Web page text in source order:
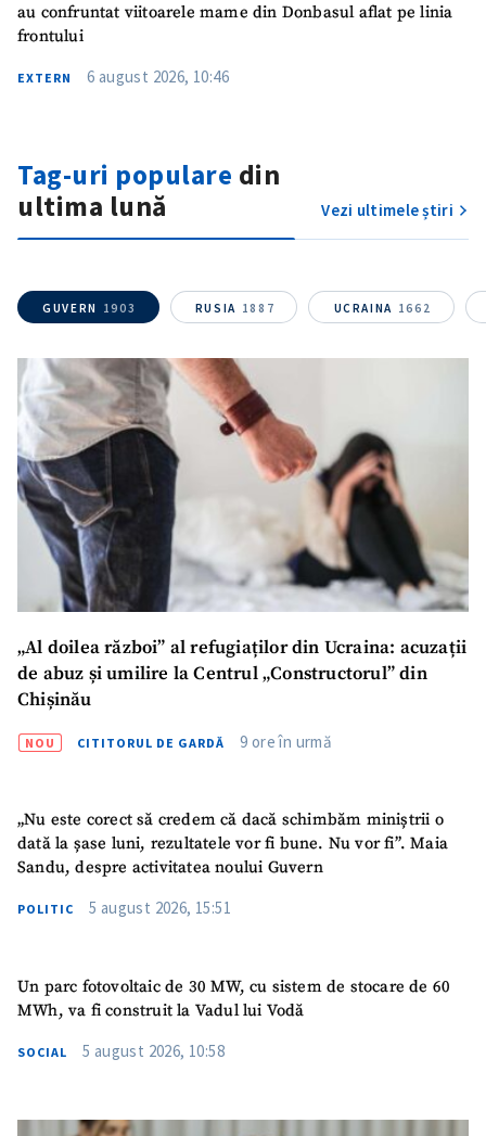
au confruntat viitoarele mame din Donbasul aflat pe linia
frontului
EXTERN 6 august 2026, 10:46
Tag-uri populare din
ultima lună
Vezi ultimele știri
GUVERN 1903 RUSIA 1887 UCRAINA 1662
„Al doilea război” al refugiaților din Ucraina: acuzații
de abuz și umilire la Centrul „Constructorul” din
Chișinău
NOU CITITORUL DE GARDĂ 9 ore în urmă
„Nu este corect să credem că dacă schimbăm miniștrii o
dată la șase luni, rezultatele vor fi bune. Nu vor fi”. Maia
Sandu, despre activitatea noului Guvern
POLITIC 5 august 2026, 15:51
Un parc fotovoltaic de 30 MW, cu sistem de stocare de 60
MWh, va fi construit la Vadul lui Vodă
SOCIAL 5 august 2026, 10:58
ȘTIREA MEA
Titlu știre+ Adaugă titlu
Fotografie
+ Încarcă imagine
+ Mesajul știrei
Sursă anonimă
Telefon
+ Telefon personal